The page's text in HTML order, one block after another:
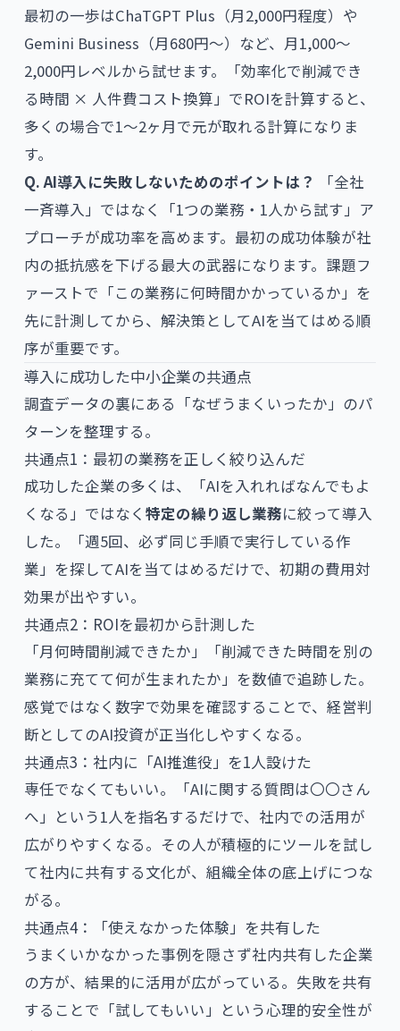
最初の一歩はChaTGPT Plus（月2,000円程度）や
Gemini Business（月680円〜）など、月1,000〜
2,000円レベルから試せます。「効率化で削減でき
る時間 × 人件費コスト換算」でROIを計算すると、
多くの場合で1〜2ヶ月で元が取れる計算になりま
す。
Q. AI導入に失敗しないためのポイントは？
「全社
一斉導入」ではなく「1つの業務・1人から試す」ア
プローチが成功率を高めます。最初の成功体験が社
内の抵抗感を下げる最大の武器になります。課題フ
ァーストで「この業務に何時間かかっているか」を
先に計測してから、解決策としてAIを当てはめる順
序が重要です。
導入に成功した中小企業の共通点
調査データの裏にある「なぜうまくいったか」のパ
ターンを整理する。
共通点1：最初の業務を正しく絞り込んだ
成功した企業の多くは、「AIを入れればなんでもよ
くなる」ではなく 特定の繰り返し業務に絞って導入
した。「週5回、必ず同じ手順で実行している作
業」を探してAIを当てはめるだけで、初期の費用対
効果が出やすい。
共通点2：ROIを最初から計測した
「月何時間削減できたか」「削減できた時間を別の
業務に充てて何が生まれたか」を数値で追跡した。
感覚ではなく数字で効果を確認することで、経営判
断としてのAI投資が正当化しやすくなる。
共通点3：社内に「AI推進役」を1人設けた
専任でなくてもいい。「AIに関する質問は〇〇さん
へ」という1人を指名するだけで、社内での活用が
広がりやすくなる。その人が積極的にツールを試し
て社内に共有する文化が、組織全体の底上げにつな
がる。
共通点4：「使えなかった体験」を共有した
うまくいかなかった事例を隠さず社内共有した企業
の方が、結果的に活用が広がっている。失敗を共有
することで「試してもいい」という心理的安全性が